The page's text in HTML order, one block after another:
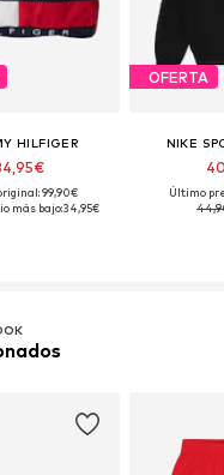
HILFIGER
99,90€
más bajo:34,95€
OFERTA
NIKE
Último